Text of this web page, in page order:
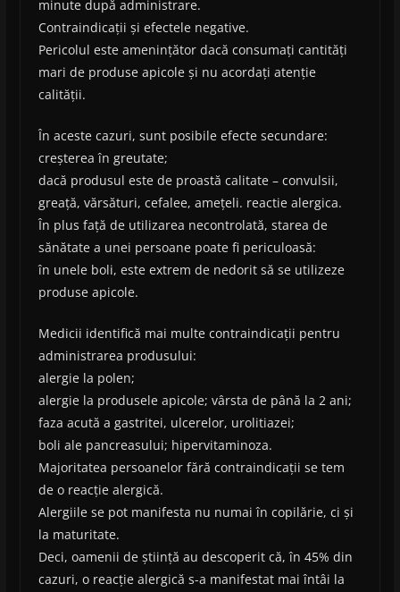
minute după administrare.
Contraindicații și efectele negative.
Pericolul este amenințător dacă consumați cantități
mari de produse apicole și nu acordați atenție
calității.
În aceste cazuri, sunt posibile efecte secundare:
creșterea în greutate;
dacă produsul este de proastă calitate – convulsii,
greață, vărsături, cefalee, amețeli. reactie alergica.
În plus față de utilizarea necontrolată, starea de
sănătate a unei persoane poate fi periculoasă:
în unele boli, este extrem de nedorit să se utilizeze
produse apicole.
Medicii identifică mai multe contraindicații pentru
administrarea produsului:
alergie la polen;
alergie la produsele apicole; vârsta de până la 2 ani;
faza acută a gastritei, ulcerelor, urolitiazei;
boli ale pancreasului; hipervitaminoza.
Majoritatea persoanelor fără contraindicații se tem
de o reacție alergică.
Alergiile se pot manifesta nu numai în copilărie, ci și
la maturitate.
Deci, oamenii de știință au descoperit că, în 45% din
cazuri, o reacție alergică s-a manifestat mai întâi la